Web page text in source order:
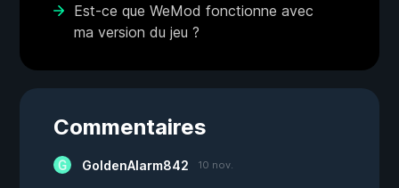
Est-ce que WeMod fonctionne avec
ma version du jeu ?
Commentaires
GoldenAlarm842 10 nov.